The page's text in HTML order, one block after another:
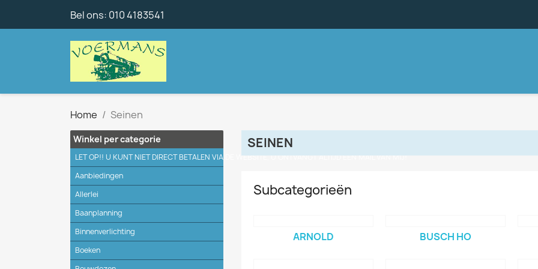
Bel ons: 010 4183541
Home Seinen
Winkel per categorie
LET OP!! U KUNT NIET DIRECT BETALEN VIA DE WEBSITE, U ONTVANGT ALTIJD EEN MAIL VAN MIJ!
Aanbiedingen
Allerlei
Baanplanning
Binnenverlichting
Boeken
SEINEN
Subcategorieën
ARNOLD BUSCH HO